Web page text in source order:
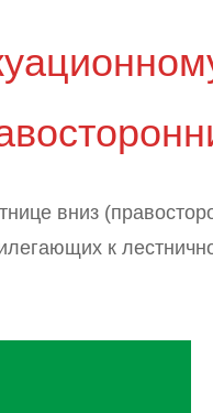
вниз
к